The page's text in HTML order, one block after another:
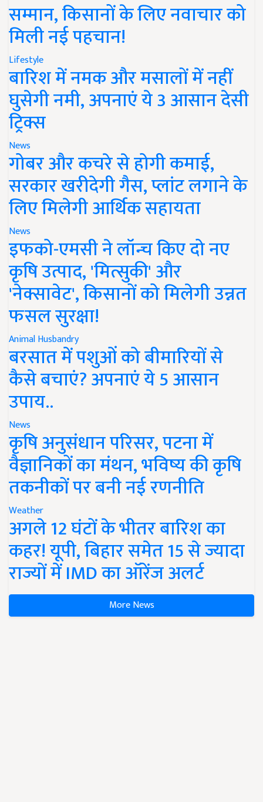
सम्मान, किसानों के लिए नवाचार को
मिली नई पहचान!
Lifestyle
बारिश में नमक और मसालों में नहीं
घुसेगी नमी, अपनाएं ये 3 आसान देसी
ट्रिक्स
News
गोबर और कचरे से होगी कमाई,
सरकार खरीदेगी गैस, प्लांट लगाने के
लिए मिलेगी आर्थिक सहायता
News
इफको-एमसी ने लॉन्च किए दो नए
कृषि उत्पाद, 'मित्सुकी' और
'नेक्सावेट', किसानों को मिलेगी उन्नत
फसल सुरक्षा!
Animal Husbandry
बरसात में पशुओं को बीमारियों से
कैसे बचाएं? अपनाएं ये 5 आसान
उपाय..
News
कृषि अनुसंधान परिसर, पटना में
वैज्ञानिकों का मंथन, भविष्य की कृषि
तकनीकों पर बनी नई रणनीति
Weather
अगले 12 घंटों के भीतर बारिश का
कहर! यूपी, बिहार समेत 15 से ज्यादा
राज्यों में IMD का ऑरेंज अलर्ट
More News